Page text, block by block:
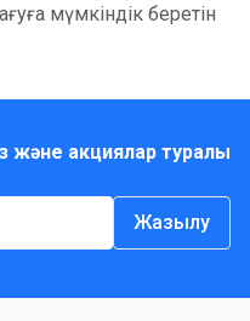
мүмкіндік беретін
және акциялар туралы
Жазылу